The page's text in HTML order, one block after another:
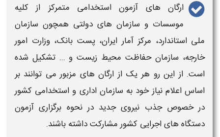
ارگان های آزمون استخدامی متمرکز از کلیه
موسسات و سازمان های دولتی همچون سازمان
ملی استاندارد، مرکز آمار ایران، پست بانک، وزارت امور
خارجه، سازمان حفاظت محیط زیست و ... تشکیل شده
است. از این رو هر یک از ارگان های مزبور می توانند بر
اساس اعلام نیاز خود به سازمان اداری و استخدامی کشور
در خصوص جذب نیروی جدید در نحوه برگزاریآزمون
دستگاه های اجرایی کشور مشارکت داشته باشند.